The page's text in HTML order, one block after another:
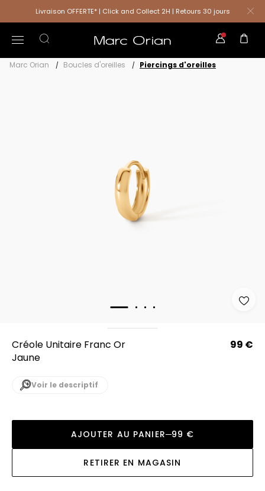
Livraison OFFERTE* | Click and Collect 2H | Retours 30 jours
Marc Orian Boucles d'oreilles Piercings d'oreilles
Créole Unitaire Franc Or
Jaune
99 €
Voir le descriptif
AJOUTER AU PANIER 99 €
RETIRER EN MAGASIN